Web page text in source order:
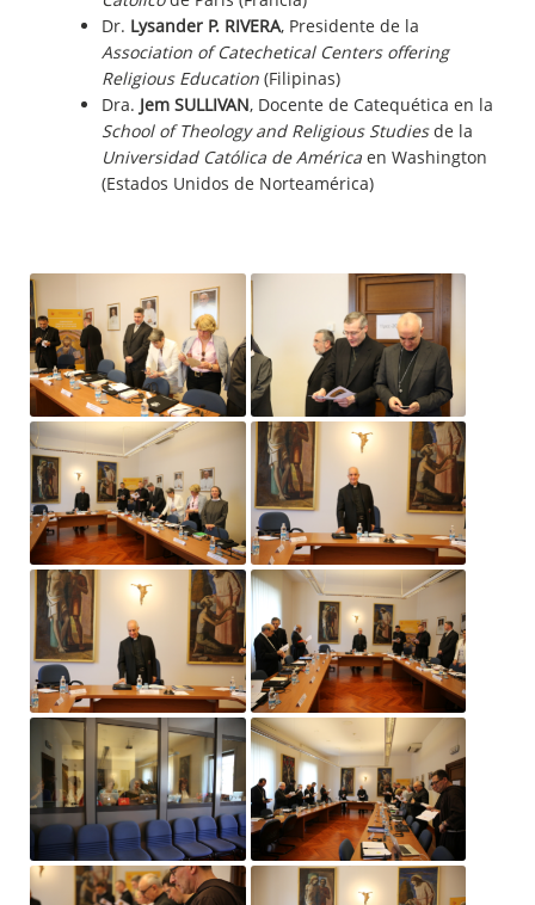
Dr. Lysander P. RIVERA, Presidente de la
Association of Catechetical Centers offering
Religious Education (Filipinas)
Dra. Jem SULLIVAN, Docente de Catequética en la
School of Theology and Religious Studiesde la
Universidad Católica de América en Washington
(Estados Unidos de Norteamérica)